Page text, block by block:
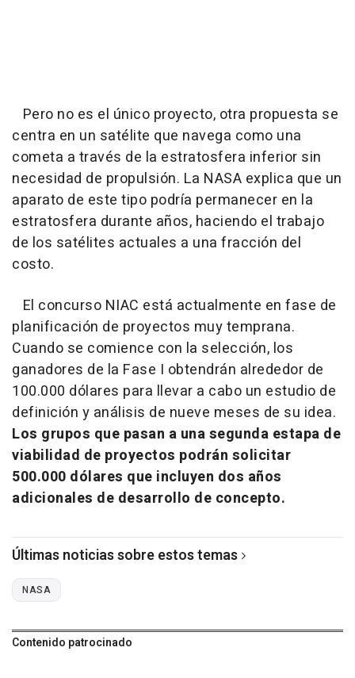
Pero no es el único proyecto, otra propuesta se
centra en un satélite que navega como una
cometa a través de la estratosfera inferior sin
necesidad de propulsión. La NASA explica que un
aparato de este tipo podría permanecer en la
estratosfera durante años, haciendo el trabajo
de los satélites actuales a una fracción del
costo.
El concurso NIAC está actualmente en fase de
planificación de proyectos muy temprana.
Cuando se comience con la selección, los
ganadores de la Fase I obtendrán alrededor de
100.000 dólares para llevar a cabo un estudio de
definición y análisis de nueve meses de su idea.
Los grupos que pasan a una segunda estapa de
viabilidad de proyectos podrán solicitar
500.000 dólares que incluyen dos años
adicionales de desarrollo de concepto.
Últimas noticias sobre estos temas
NASA
Contenido patrocinado